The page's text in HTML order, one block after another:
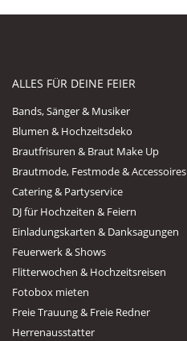
ALLES FÜR DEINE FEIER
Bands, Sänger & Musiker
Blumen & Hochzeitsdeko
Brautfrisuren & Braut Make Up
Brautmode, Festmode & Accessoires
Catering & Partyservice
DJ für Hochzeiten & Feiern
Einladungskarten & Danksagungen
Feuerwerk & Shows
Flitterwochen & Hochzeitsreisen
Fotobox mieten
Freie Trauung & Freie Redner
Herrenausstatter